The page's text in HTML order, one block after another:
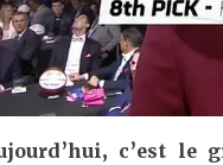
c’est le